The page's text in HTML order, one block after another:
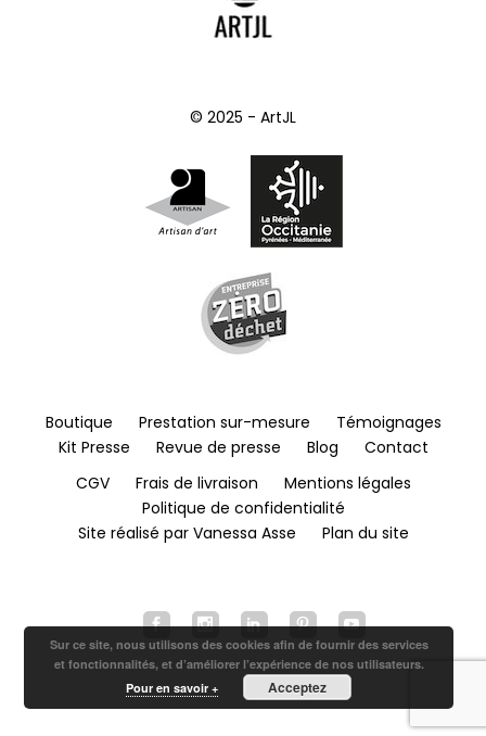
© 2025 - ArtJL
Boutique Prestation sur-mesure
Témoignages
Kit Presse
Revue de presse Blog
Contact
CGV
Frais de livraison
Mentions légales
Politique de confidentialité
Site réalisé par Vanessa Asse
Plan du site
Sur ce site, nous utilisons des cookies afin de fournir des services
et fonctionnalités, et d’améliorer l’expérience de nos utilisateurs.
Pour en savoir +
Acceptez